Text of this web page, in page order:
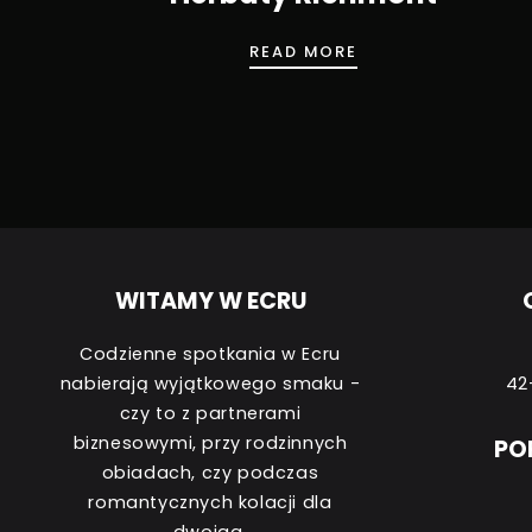
READ MORE
WITAMY W ECRU
Codzienne spotkania w Ecru
nabierają wyjątkowego smaku -
czy to z partnerami
biznesowymi, przy rodzinnych
obiadach, czy podczas
romantycznych kolacji dla